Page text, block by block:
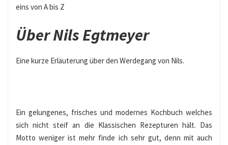
eins von A bis Z
Über Nils Egtmeyer
Eine kurze Erläuterung über den Werdegang von Nils.
Ein gelungenes, frisches und modernes Kochbuch welches
sich nicht steif an die Klassischen Rezepturen hält. Das
Motto weniger ist mehr finde ich sehr gut, denn mit auch